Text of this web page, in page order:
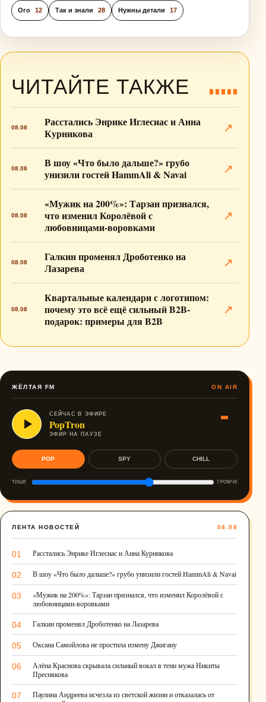
Ого 12 Так и знали 28 Нужны детали 17
ЧИТАЙТЕ ТАКЖЕ
08.08
Расстались Энрике Иглесиас и Анна
Курникова
↗
08.08
В шоу «Что было дальше?» грубо
унизили гостей HammAli & Navai
↗
08.08
«Мужик на 200%»: Тарзан признался,
что изменил Королёвой с
любовницами-воровками
↗
08.08
Галкин променял Дроботенко на
Лазарева
↗
08.08
Квартальные календари с логотипом:
почему это всё ещё сильный B2B-
подарок: примеры для B2B
↗
ЖЁЛТАЯ FM ON AIR
СЕЙЧАС В ЭФИРЕ
PopTron
ЭФИР НА ПАУЗЕ
POP SPY CHILL
ТИШЕ ГРОМЧЕ
ЛЕНТА НОВОСТЕЙ 08.08
01 Расстались Энрике Иглесиас и Анна Курникова
02 В шоу «Что было дальше?» грубо унизили гостей HammAli & Navai
03
«Мужик на 200%»: Тарзан признался, что изменил Королёвой с
любовницами-воровками
04 Галкин променял Дроботенко на Лазарева
05 Оксана Самойлова не простила измену Джигану
06
Алёна Краснова скрывала сильный вокал в тени мужа Никиты
Преснякова
07
Паулина Андреева исчезла из светской жизни и отказалась от